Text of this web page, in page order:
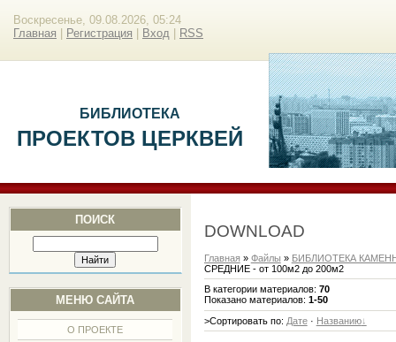
Воскресенье, 09.08.2026, 05:24
Главная
Регистрация Вход RSS
БИБЛИОТЕКА
ПРОЕКТОВ ЦЕРКВЕЙ
ПОИСК
МЕНЮ САЙТА
О ПРОЕКТЕ
DOWNLOAD
Главная » Файлы » БИБЛИОТЕКА
СРЕДНИЕ - от 100м2 до 200м2
В категории материалов: 70
Показано материалов: 1-50
>Сортировать по: Дате· Названию